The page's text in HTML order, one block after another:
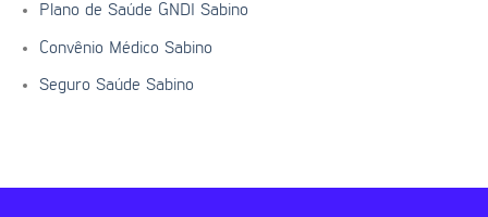
Plano de Saúde GNDI Sabino
Convênio Médico Sabino
Seguro Saúde Sabino